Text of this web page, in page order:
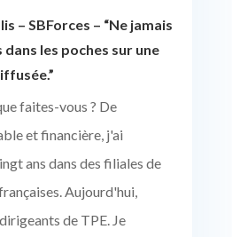
– SBForces – “Ne jamais
les poches sur une
faites-vous ? De
et financière, j'ai
ans dans des filiales de
Aujourd'hui,
de TPE. Je